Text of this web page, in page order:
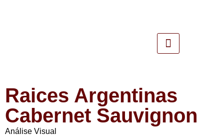
Raices Argentinas
Cabernet Sauvignon
Análise Visual